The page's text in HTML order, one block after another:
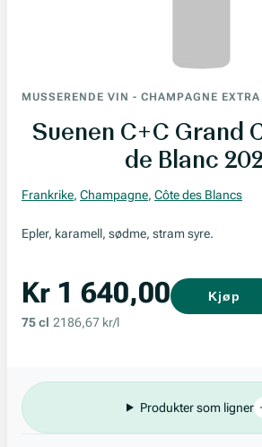
MUSSERENDE VIN - CHAMPAGNE EXTRA
Suenen C+C Grand
de Blanc
Frankrike, Champagne, Côte des Blancs
Epler, karamell, sødme, stram syre.
Kr 1 640,00
75 cl 2186,67 kr/l
Kjøp
Produkter som ligner